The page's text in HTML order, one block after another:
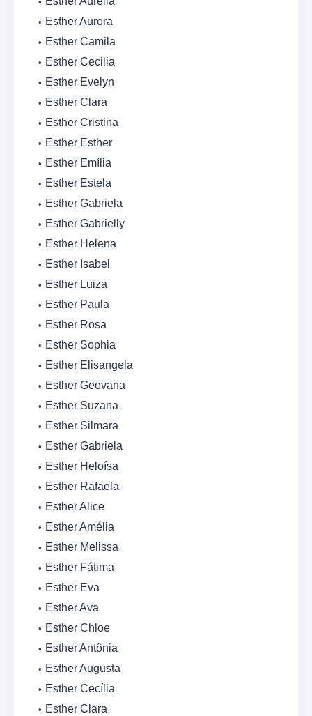
Esther Aurora
Esther Camila
Esther Cecilia
Esther Evelyn
Esther Clara
Esther Cristina
Esther Esther
Esther Emília
Esther Estela
Esther Gabriela
Esther Gabrielly
Esther Helena
Esther Isabel
Esther Luiza
Esther Paula
Esther Rosa
Esther Sophia
Esther Elisangela
Esther Geovana
Esther Suzana
Esther Silmara
Esther Gabriela
Esther Heloísa
Esther Rafaela
Esther Alice
Esther Amélia
Esther Melissa
Esther Fátima
Esther Eva
Esther Ava
Esther Chloe
Esther Antônia
Esther Augusta
Esther Cecília
Esther Clara